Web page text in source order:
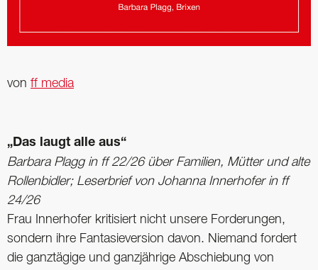
von ff media
„Das laugt alle aus“
Barbara Plagg in ff 22/26 über Familien, Mütter und alte
Rollenbidler; ­Leserbrief von Johanna Innerhofer in ff
24/26
Frau Innerhofer kritisiert nicht unsere Forderungen,
sondern ihre Fantasieversion davon. Niemand fordert
die ganztägige und ganzjährige Abschiebung von